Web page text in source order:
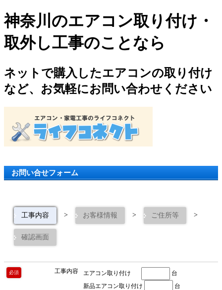
神奈川のエアコン取り付け・
取外し工事のことなら
ネットで購入したエアコンの取り付け
など、お気軽にお問い合わせください
お問い合せフォーム
工事内容 > お客様情報 > ご住所等 >
確認画面
必須 工事内容 エアコン取り付け
台
新品エアコン取り付け
台